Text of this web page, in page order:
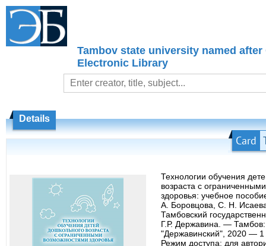
Tambov state university named after
Electronic Library
Details
Card
Технологии обучения
возраста с
здоровья: учебное
А. Боровцова, С. Н.
Тамбовский
Г.Р. Державина. —
"Державинский", 2020 —
Режим доступа: для